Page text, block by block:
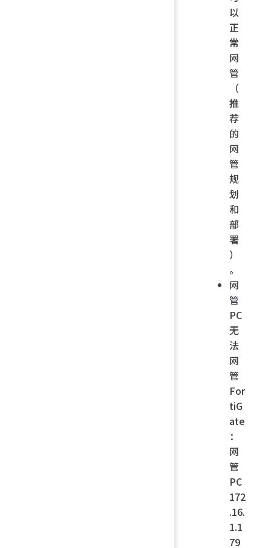
以
正
常
网
管
（
推
荐
的
网
管
规
划
和
部
署
）
。
网
管
PC
无
法
网
管
For
tiG
ate
：
网
管
PC
172
.16.
1.1
79